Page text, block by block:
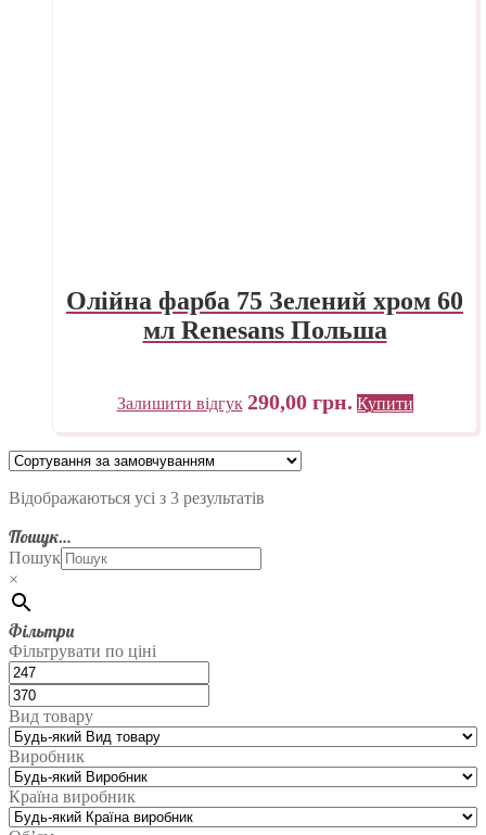
Олійна фарба 75 Зелений хром 60
мл Renesans Польша
Залишити відгук 290,00 грн. Купити
Відображаються усі з 3 результатів
Пошук…
Пошук
×
Фільтри
Фільтрувати по ціні
Вид товару
Виробник
Країна виробник